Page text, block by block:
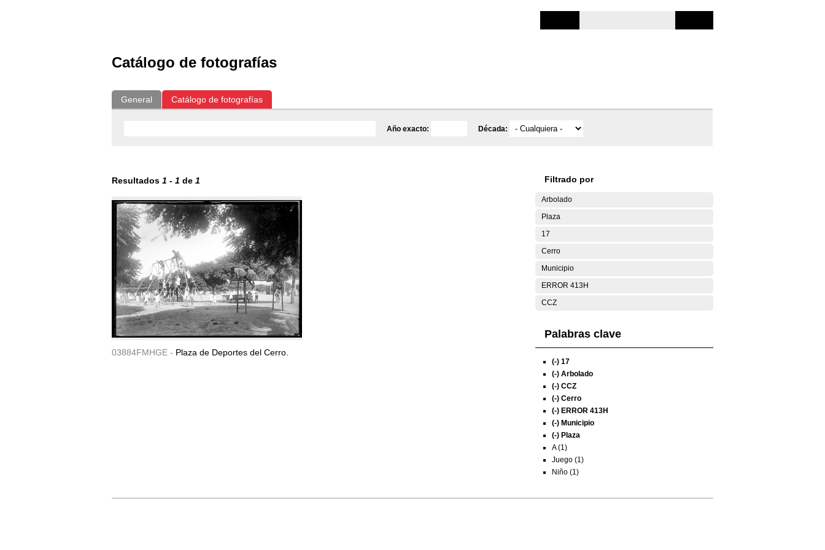
Catálogo de fotografías
General Catálogo de fotografías
Año exacto: Década:
Resultados 1 - 1 de 1
03884FMHGE - Plaza de Deportes del Cerro.
Filtrado por
Arbolado
Plaza
17
Cerro
Municipio
ERROR 413H
CCZ
Palabras clave
(-) 17
(-) Arbolado
(-) CCZ
(-) Cerro
(-) ERROR 413H
(-) Municipio
(-) Plaza
A (1)
Juego (1)
Niño (1)